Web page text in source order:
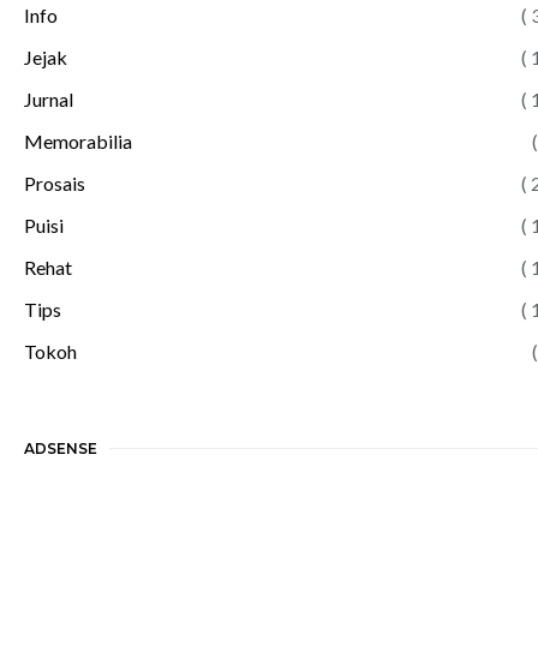
Info
(
Jejak
(
Jurnal
(
Memorabilia
Prosais
(
Puisi
(
Rehat
(
Tips
(
Tokoh
ADSENSE